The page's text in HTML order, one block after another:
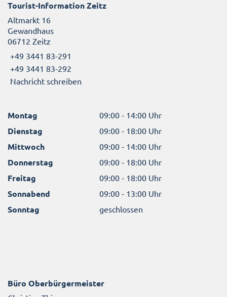
Tourist-Information Zeitz
Altmarkt 16
Gewandhaus
06712 Zeitz
+49 3441 83-291
+49 3441 83-292
Nachricht schreiben
Montag 09:00 - 14:00 Uhr
Dienstag 09:00 - 18:00 Uhr
Mittwoch 09:00 - 14:00 Uhr
Donnerstag 09:00 - 18:00 Uhr
Freitag 09:00 - 18:00 Uhr
Sonnabend 09:00 - 13:00 Uhr
Sonntag geschlossen
Büro Oberbürgermeister